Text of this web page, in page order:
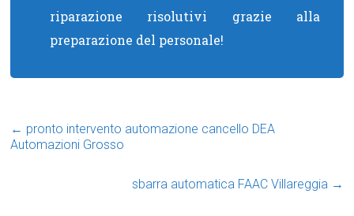
riparazione risolutivi grazie alla
preparazione del personale!
← pronto intervento automazione cancello DEA
Automazioni Grosso
sbarra automatica FAAC Villareggia →